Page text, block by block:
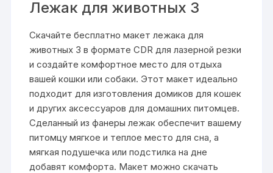
Лежак для животных 3
Скачайте бесплатно макет лежака для
животных 3 в формате CDR для лазерной резки
и создайте комфортное место для отдыха
вашей кошки или собаки. Этот макет идеально
подходит для изготовления домиков для кошек
и других аксессуаров для домашних питомцев.
Сделанный из фанеры лежак обеспечит вашему
питомцу мягкое и теплое место для сна, а
мягкая подушечка или подстилка на дне
добавят комфорта. Макет можно скачать